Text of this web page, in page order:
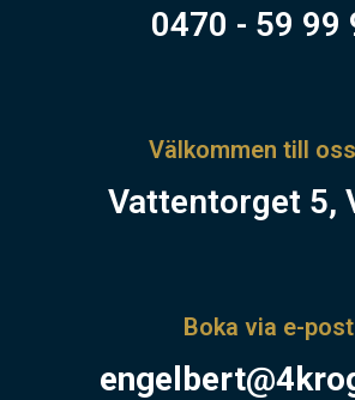
0470 - 59 99
Välkommen till
Vattentorget 5,
Boka via e-post